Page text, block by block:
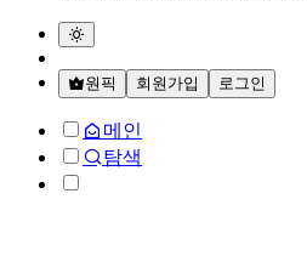
원픽 회원가입 로그인
메인
탐색